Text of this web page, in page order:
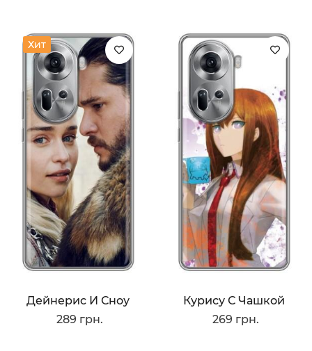
Хит
Дейнерис И Сноу
289 грн.
Курису С Чашкой
269 грн.